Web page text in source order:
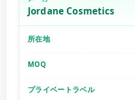
Jordane Cosmetics